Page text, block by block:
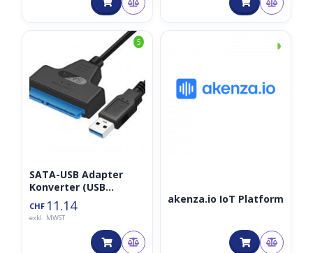
Muster/Bild/Grafik,
Typ 2/II, EN14683)
5
SATA-USB Adapter
Konverter (USB
3.0/SATA3)
CHF 11.14
exkl. MWST
◑
akenza.io IoT Platform